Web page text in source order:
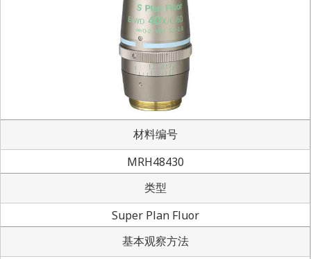
材料编号
MRH48430
类型
Super Plan Fluor
基本观察方法